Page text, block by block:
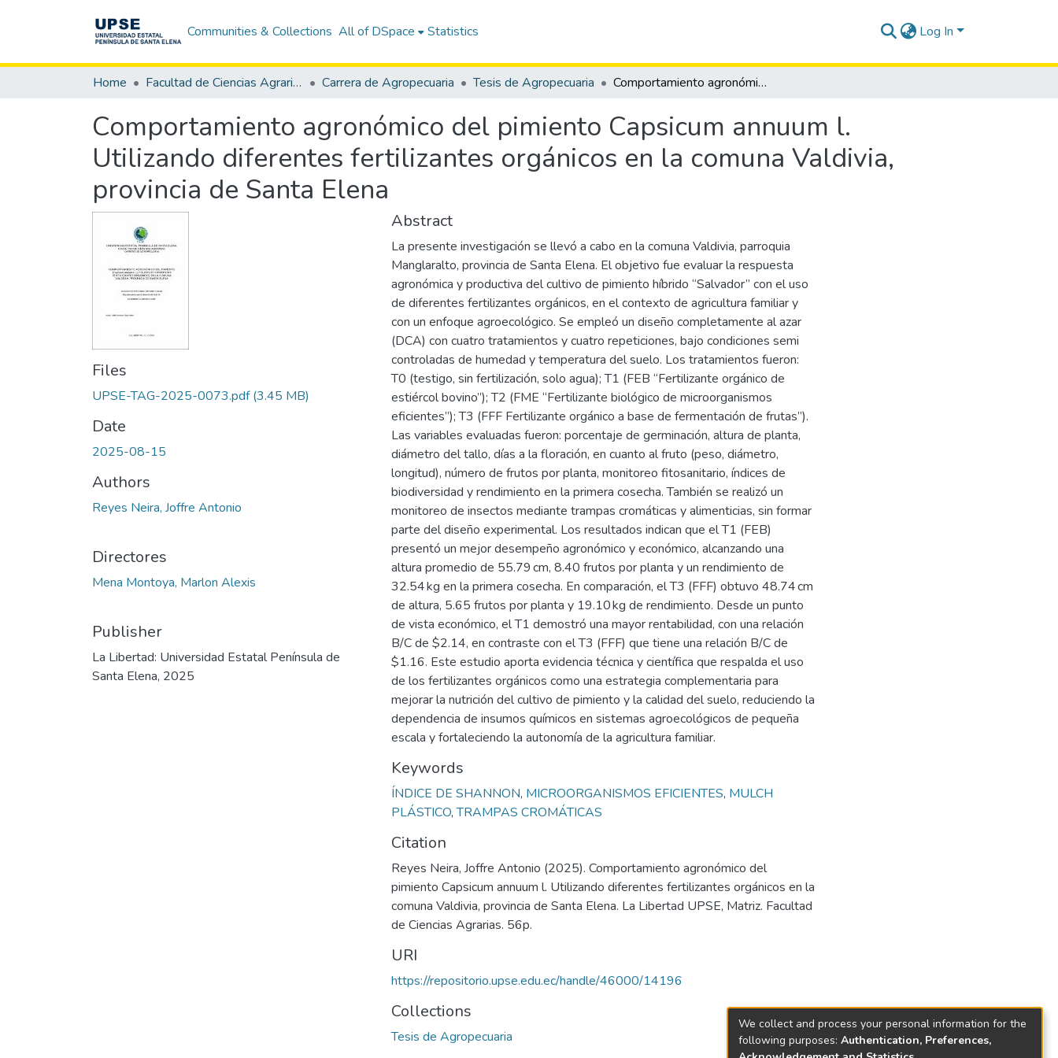
Communities & Collections All of DSpace Statistics Log In
Home Facultad de Ciencias Agrarias Carrera de Agropecuaria Tesis de Agropecuaria Comportamiento agronómico del pimiento Capsicum annuum l. Utilizando diferentes fertilizantes orgánicos en la comuna Valdivia, provincia de Santa Elena
Comportamiento agronómico del pimiento Capsicum annuum l.
Utilizando diferentes fertilizantes orgánicos en la comuna Valdivia,
provincia de Santa Elena
Files
UPSE-TAG-2025-0073.pdf(3.45 MB)
Date
2025-08-15
Authors
Reyes Neira, Joffre Antonio
Directores
Mena Montoya, Marlon Alexis
Publisher
La Libertad: Universidad Estatal Península de
Santa Elena, 2025
Abstract
La presente investigación se llevó a cabo en la comuna Valdivia, parroquia
Manglaralto, provincia de Santa Elena. El objetivo fue evaluar la respuesta
agronómica y productiva del cultivo de pimiento híbrido “Salvador” con el uso
de diferentes fertilizantes orgánicos, en el contexto de agricultura familiar y
con un enfoque agroecológico. Se empleó un diseño completamente al azar
(DCA) con cuatro tratamientos y cuatro repeticiones, bajo condiciones semi
controladas de humedad y temperatura del suelo. Los tratamientos fueron:
T0 (testigo, sin fertilización, solo agua); T1 (FEB “Fertilizante orgánico de
estiércol bovino”); T2 (FME “Fertilizante biológico de microorganismos
eficientes”); T3 (FFF Fertilizante orgánico a base de fermentación de frutas”).
Las variables evaluadas fueron: porcentaje de germinación, altura de planta,
diámetro del tallo, días a la floración, en cuanto al fruto (peso, diámetro,
longitud), número de frutos por planta, monitoreo fitosanitario, índices de
biodiversidad y rendimiento en la primera cosecha. También se realizó un
monitoreo de insectos mediante trampas cromáticas y alimenticias, sin formar
parte del diseño experimental. Los resultados indican que el T1 (FEB)
presentó un mejor desempeño agronómico y económico, alcanzando una
altura promedio de 55.79 cm, 8.40 frutos por planta y un rendimiento de
32.54 kg en la primera cosecha. En comparación, el T3 (FFF) obtuvo 48.74 cm
de altura, 5.65 frutos por planta y 19.10 kg de rendimiento. Desde un punto
de vista económico, el T1 demostró una mayor rentabilidad, con una relación
B/C de $2.14, en contraste con el T3 (FFF) que tiene una relación B/C de
$1.16. Este estudio aporta evidencia técnica y científica que respalda el uso
de los fertilizantes orgánicos como una estrategia complementaria para
mejorar la nutrición del cultivo de pimiento y la calidad del suelo, reduciendo la
dependencia de insumos químicos en sistemas agroecológicos de pequeña
escala y fortaleciendo la autonomía de la agricultura familiar.
Keywords
ÍNDICE DE SHANNON, MICROORGANISMOS EFICIENTES, MULCH
PLÁSTICO,TRAMPAS CROMÁTICAS
Citation
Reyes Neira, Joffre Antonio (2025). Comportamiento agronómico del
pimiento Capsicum annuum l. Utilizando diferentes fertilizantes orgánicos en la
comuna Valdivia, provincia de Santa Elena. La Libertad UPSE, Matriz. Facultad
de Ciencias Agrarias. 56p.
URI
https://repositorio.upse.edu.ec/handle/46000/14196
Collections
Tesis de Agropecuaria
We collect and process your personal information for the
following purposes: Authentication, Preferences,